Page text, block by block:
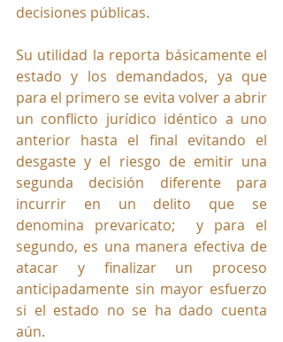
decisiones públicas.
Su utilidad la reporta básicamente el
estado y los demandados, ya que
para el primero se evita volver a abrir
un conflicto jurídico idéntico a uno
anterior hasta el final evitando el
desgaste y el riesgo de emitir una
segunda decisión diferente para
incurrir en un delito que se
denomina prevaricato;  y para el
segundo, es una manera efectiva de
atacar y finalizar un proceso
anticipadamente sin mayor esfuerzo
si el estado no se ha dado cuenta
aún.